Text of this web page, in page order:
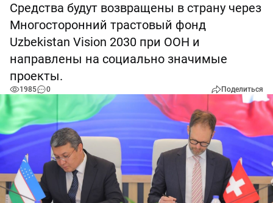
Средства будут возвращены в страну через
Многосторонний трастовый фонд
Uzbekistan Vision 2030 при ООН и
направлены на социально значимые
проекты.
1985 0 Поделиться